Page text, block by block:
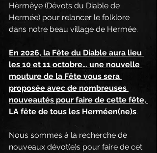
Hèrmêye (Dévots du Diable de
Hermée) pour relancer le folklore
dans notre beau village de Hermée.
En 2026, la Fête du Diable aura lieu
les 10 et 11 octobre… une nouvelle
mouture de la Fête vous sera
proposée avec de nombreuses
nouveautés pour faire de cette fête,
LA fête de tous les Herméen(ne)s.
Nous sommes à la recherche de
nouveaux dévot(e)s pour faire de cet